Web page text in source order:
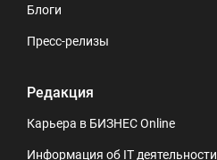
Блоги
Пресс-релизы
Редакция
Карьера в БИЗНЕС Online
Информация об IT деятельности